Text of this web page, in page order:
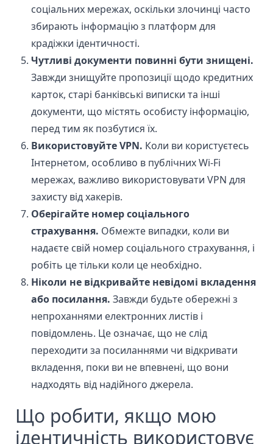
соціальних мережах, оскільки злочинці часто
збирають інформацію з платформ для
крадіжки ідентичності.
Чутливі документи повинні бути знищені.
Завжди знищуйте пропозиції щодо кредитних
карток, старі банківські виписки та інші
документи, що містять особисту інформацію,
перед тим як позбутися їх.
Використовуйте VPN. Коли ви користуєтесь
Інтернетом, особливо в публічних Wi-Fi
мережах, важливо використовувати VPN для
захисту від хакерів.
Оберігайте номер соціального
страхування. Обмежте випадки, коли ви
надаєте свій номер соціального страхування, і
робіть це тільки коли це необхідно.
Ніколи не відкривайте невідомі вкладення
або посилання. Завжди будьте обережні з
непроханнями електронних листів і
повідомлень. Це означає, що не слід
переходити за посиланнями чи відкривати
вкладення, поки ви не впевнені, що вони
надходять від надійного джерела.
Що робити, якщо мою
ідентичність використовує